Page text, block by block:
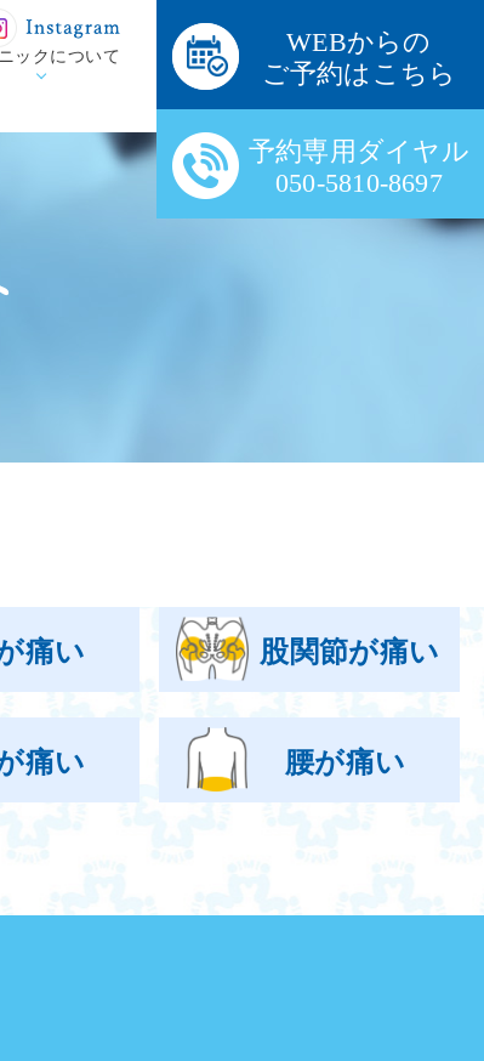
ックについて
WEBからの
ご予約はこちら
予約専用ダイヤル
050-5810-8697
痛い 股関節が痛い
痛い 腰が痛い